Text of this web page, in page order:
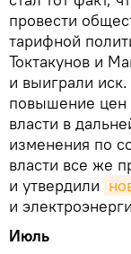
провести
тарифной
Токтакунов и
и выиграли
повышение цен
власти в
изменения по
власти все же
и утвердили
и
Июль